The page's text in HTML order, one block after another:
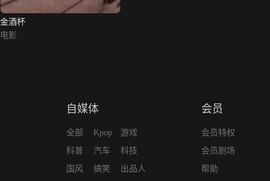
金酒杯
电影
自媒体
全部
科普
国风
Kpop
汽车
搞笑
游戏
科技
出品人
会员
会员特权
会员剧场
帮助